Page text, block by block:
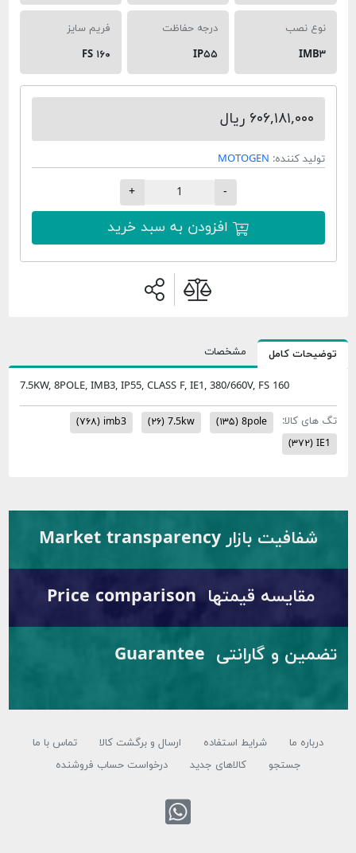
نوع نصب
IMB۳
درجه حفاظت
IP۵۵
فریم سایز
FS ۱۶۰
۶۰۶,۱۸۱,۰۰۰ ریال
تولید کننده: MOTOGEN
افزودن به سبد خرید
کامل مشخصات
7.5KW, 8POLE, IMB3, IP55, CLASS F, IE1, 380/660V, FS 160
های کالا: 8pole (۱۳۵) 7.5kw (۲۶) imb3 (۷۶۸)
(۳۷۲)
شفافیت بازار Market transparency
مقایسه قیمتها Price comparison
تضمین و گارانتی Guarantee
درباره ما شرایط استفاده ارسال و برگشت کالا
تماس با ما
جستجو
کالاهای جدید درخواست حساب فروشنده
تماس با واتس